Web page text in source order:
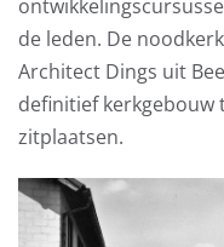
de leden. De
Architect Dings uit
definitief kerkgebouw
zitplaatsen.